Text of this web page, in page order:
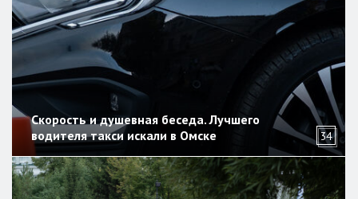
Скорость и душевная беседа. Лучшего
водителя такси искали в Омске
34